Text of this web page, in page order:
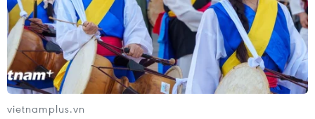
vietnamplus.vn